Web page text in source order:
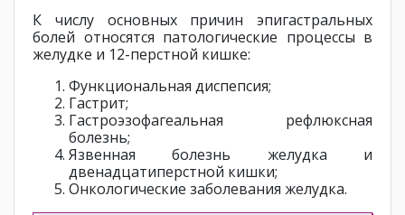
К числу основных причин эпигастральных
болей относятся патологические процессы в
желудке и 12-перстной кишке:
Функциональная диспепсия;
Гастрит;
Гастроэзофагеальная рефлюксная
болезнь;
Язвенная болезнь желудка и
двенадцатиперстной кишки;
Онкологические заболевания желудка.